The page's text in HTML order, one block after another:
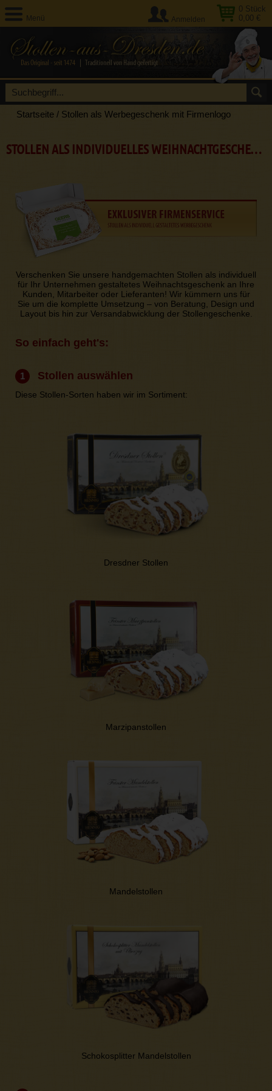
Menü
0 Stück
0,00 €
Anmelden
Startseite / Stollen als Werbegeschenk mit Firmenlogo
STOLLEN ALS INDIVIDUELLES WEIHNACHTGESCHENK FÜR FIRMEN
Verschenken Sie unsere handgemachten Stollen als individuell
für Ihr Unternehmen gestaltetes Weihnachtsgeschenk an Ihre
Kunden, Mitarbeiter oder Lieferanten! Wir kümmern uns für
Sie um die komplette Umsetzung – von Beratung, Design und
Layout bis hin zur Versandabwicklung der Stollengeschenke.
So einfach geht's:
1 Stollen auswählen
Diese Stollen-Sorten haben wir im Sortiment:
Dresdner Stollen
Marzipanstollen
Mandelstollen
Schokosplitter Mandelstollen